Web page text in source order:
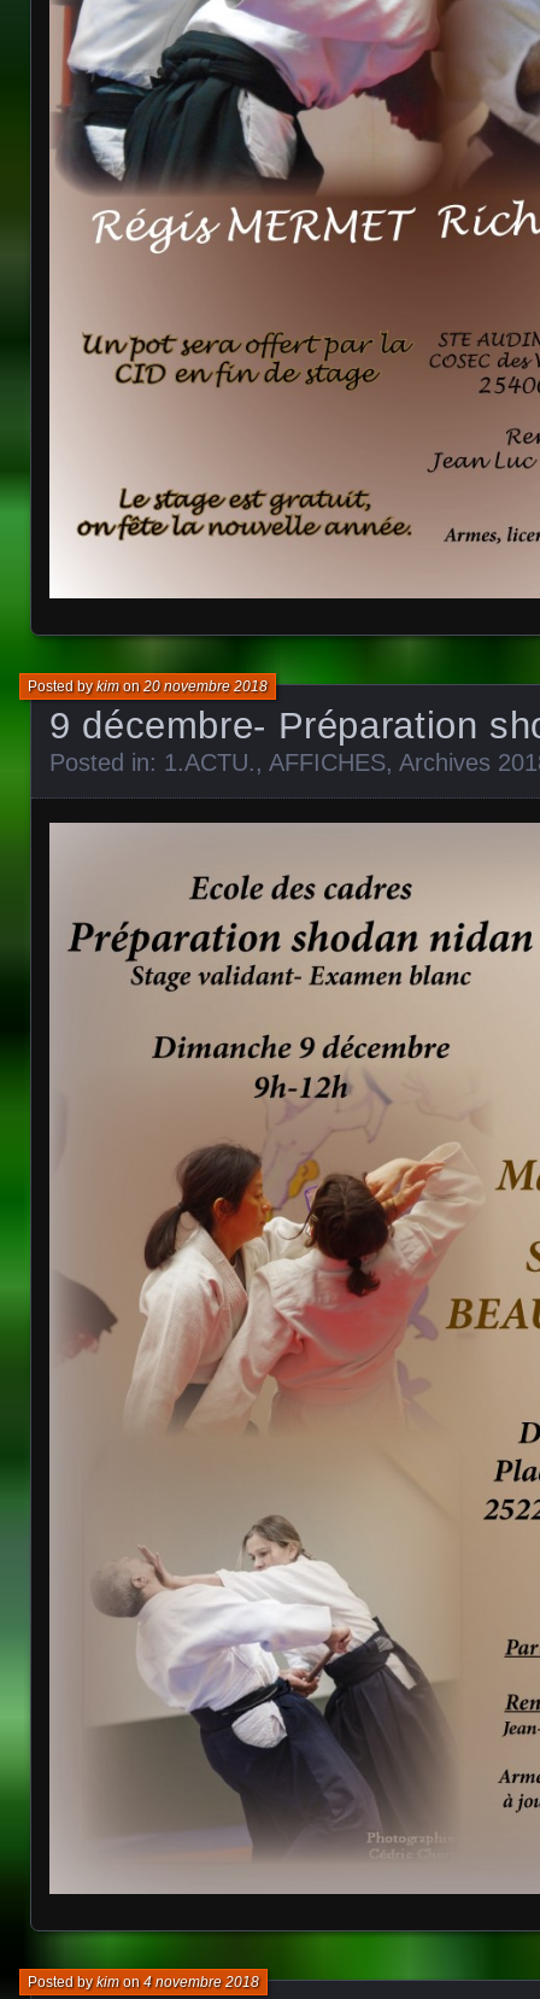
9 décembre- Préparation
Posted bykimon20 novembre 2018
Posted in: 1.ACTU., AFFICHES, Archives
Posted bykimon4 novembre 2018